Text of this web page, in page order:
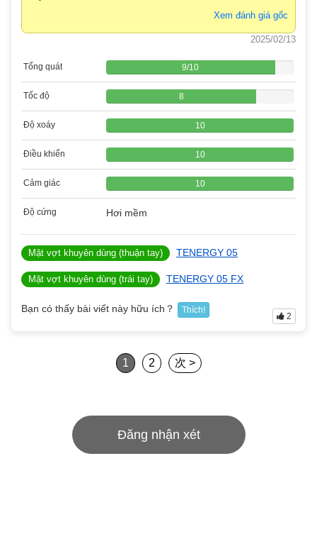
Xem đánh giá gốc
2025/02/13
Tổng quát 9/10
Tốc độ 8
Độ xoáy 10
Điều khiển 10
Cảm giác 10
Độ cứng Hơi mềm
Mặt vợt khuyên dùng (thuận tay) TENERGY 05
Mặt vợt khuyên dùng (trái tay) TENERGY 05 FX
Bạn có thấy bài viết này hữu ích？ Thích!
2
1 2 次 >
Đăng nhận xét